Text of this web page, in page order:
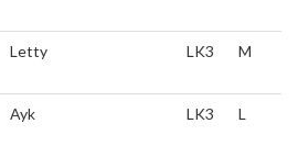
Letty LK3 M
Ayk LK3 L